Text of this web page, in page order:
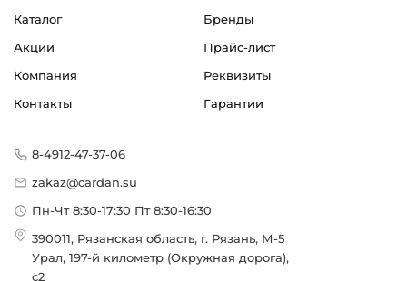
Каталог
Бренды
Акции
Прайс-лист
Компания
Реквизиты
Контакты
Гарантии
8-4912-47-37-06
zakaz@cardan.su
Пн-Чт 8:30-17:30 Пт 8:30-16:30
390011, Рязанская область, г. Рязань, М-5
Урал, 197-й километр (Окружная дорога),
с2